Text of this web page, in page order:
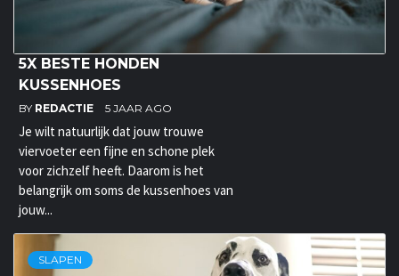
5X BESTE HONDEN
KUSSENHOES
BY REDACTIE 5 JAAR AGO
Je wilt natuurlijk dat jouw trouwe
viervoeter een fijne en schone plek
voor zichzelf heeft. Daarom is het
belangrijk om soms de kussenhoes van
jouw...
SLAPEN